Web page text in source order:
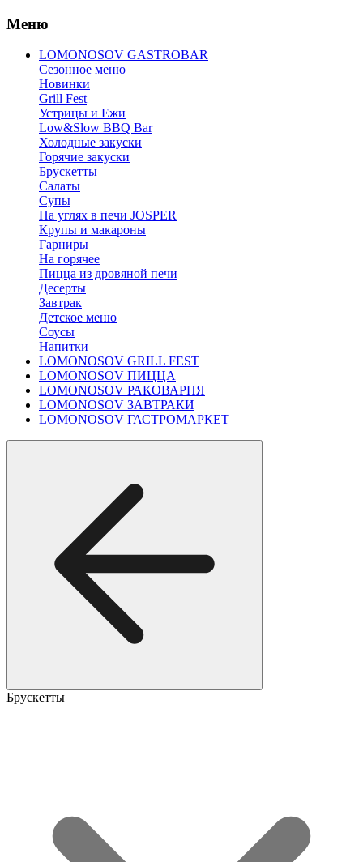
Меню
LOMONOSOV GASTROBAR
Сезонное меню
Новинки
Grill Fest
Устрицы и Ежи
Low&Slow BBQ Bar
Холодные закуски
Горячие закуски
Брускетты
Салаты
Супы
На углях в печи JOSPER
Крупы и макароны
Гарниры
На горячее
Пицца из дровяной печи
Десерты
Завтрак
Детское меню
Соусы
Напитки
LOMONOSOV GRILL FEST
LOMONOSOV ПИЦЦА
LOMONOSOV РАКОВАРНЯ
LOMONOSOV ЗАВТРАКИ
LOMONOSOV ГАСТРОМАРКЕТ
Брускетты